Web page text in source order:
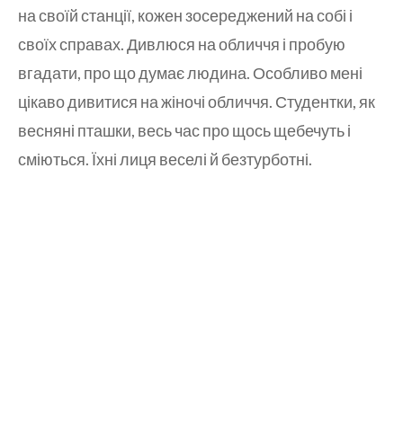
на своїй станції, кожен зосереджений на собі і
своїх справах. Дивлюся на обличчя і пробую
вгадати, про що думає людина. Особливо мені
цікаво дивитися на жіночі обличчя. Студентки, як
весняні пташки, весь час про щось щебечуть і
сміються. Їхні лиця веселі й безтурботні.